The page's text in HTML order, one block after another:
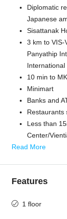
Diplomatic
Japanese
Sisattanak
3 km to VIS-
Panyathip
International
10 min to
Minimart
Banks and
Restaurants
Less than
Center/
Read More
Features
1 floor